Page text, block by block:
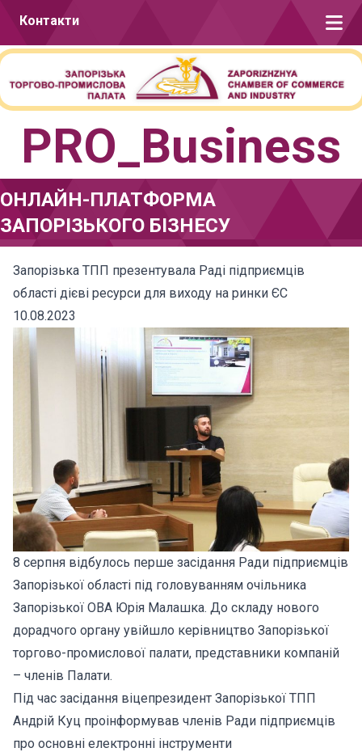
Контакти
PRO_Business
ОНЛАЙН-ПЛАТФОРМА
ЗАПОРІЗЬКОГО БІЗНЕСУ
Запорізька ТПП презентувала Раді підприємців
області дієві ресурси для виходу на ринки ЄС
10.08.2023
8 серпня відбулось перше засідання Ради підприємців
Запорізької області під головуванням очільника
Запорізької ОВА Юрія Малашка. До складу нового
дорадчого органу увійшло керівництво Запорізької
торгово-промислової палати, представники компаній
– членів Палати.
Під час засідання віцепрезидент Запорізької ТПП
Андрій Куц проінформував членів Ради підприємців
про основні електронні інструменти